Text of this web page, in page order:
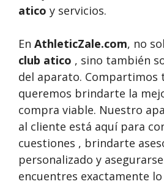
atico y servicios.
En AthleticZale.com, no
club atico , sino también
del aparato. Compartimos
queremos brindarte la
compra viable. Nuestro
al cliente está aquí para
cuestiones , brindarte
personalizado y
encuentres exactamente